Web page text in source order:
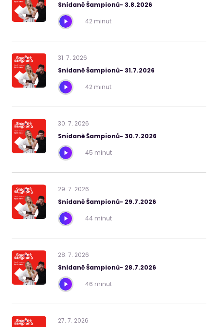
Snídaně Šampionů- 3.8.2026
42 minut
31. 7. 2026
Snídaně Šampionů- 31.7.2026
42 minut
30. 7. 2026
Snídaně Šampionů- 30.7.2026
45 minut
29. 7. 2026
Snídaně Šampionů- 29.7.2026
44 minut
28. 7. 2026
Snídaně Šampionů- 28.7.2026
46 minut
27. 7. 2026